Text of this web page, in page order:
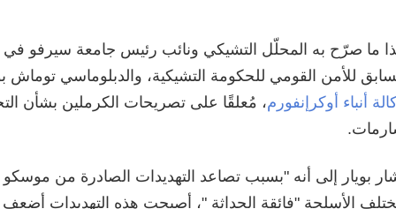
ما صرّح به المحلّل التشيكي ونائب رئيس جامعة سيرفو في
للأمن القومي للحكومة التشيكية، والدبلوماسي توماش
أنباء أوكرإنفورم، مُعلقًا على تصريحات الكرملين بشأن
بويار إلى أنه "بسبب تصاعد التهديدات الصادرة من
الأسلحة "فائقة الحداثة "، أصبحت هذه التهديدات أضعف